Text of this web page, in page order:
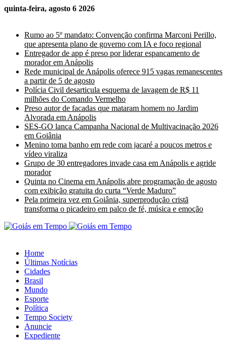
quinta-feira, agosto 6 2026
Rumo ao 5º mandato: Convenção confirma Marconi Perillo,
que apresenta plano de governo com IA e foco regional
Entregador de app é preso por liderar espancamento de
morador em Anápolis
Rede municipal de Anápolis oferece 915 vagas remanescentes
a partir de 5 de agosto
Polícia Civil desarticula esquema de lavagem de R$ 11
milhões do Comando Vermelho
Preso autor de facadas que mataram homem no Jardim
Alvorada em Anápolis
SES-GO lança Campanha Nacional de Multivacinação 2026
em Goiânia
Menino toma banho em rede com jacaré a poucos metros e
vídeo viraliza
Grupo de 30 entregadores invade casa em Anápolis e agride
morador
Quinta no Cinema em Anápolis abre programação de agosto
com exibição gratuita do curta “Verde Maduro”
Pela primeira vez em Goiânia, superprodução cristã
transforma o picadeiro em palco de fé, música e emoção
Home
Últimas Notícias
Cidades
Brasil
Mundo
Esporte
Política
Tempo Society
Anuncie
Expediente